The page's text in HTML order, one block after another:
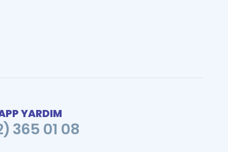
YARDIM
365 01 08